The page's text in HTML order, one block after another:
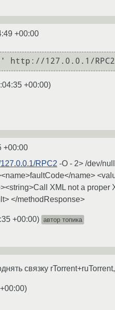
+00:00
+00:00)
+00:00
127.0.0.1/RPC2 -O - 2> /dev/
name>
XML not a
</methodResponse>
+00:00) автор топика
связку
)